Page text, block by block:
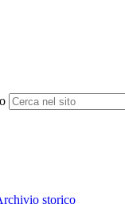
storico